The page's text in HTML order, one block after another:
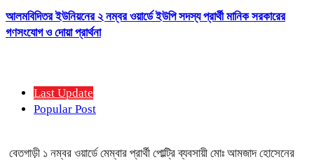
আলমবিদিতর ইউনিয়নের ২ নম্বর ওয়ার্ডে ইউপি সদস্য প্রার্থী মানিক সরকারের
গণসংযোগ ও দোয়া প্রার্থনা
Last Update
Popular Post
বেতগাড়ী ১ নম্বর ওয়ার্ডে মেম্বার প্রার্থী পোল্ট্রি ব্যবসায়ী মোঃ আমজাদ হোসেনের